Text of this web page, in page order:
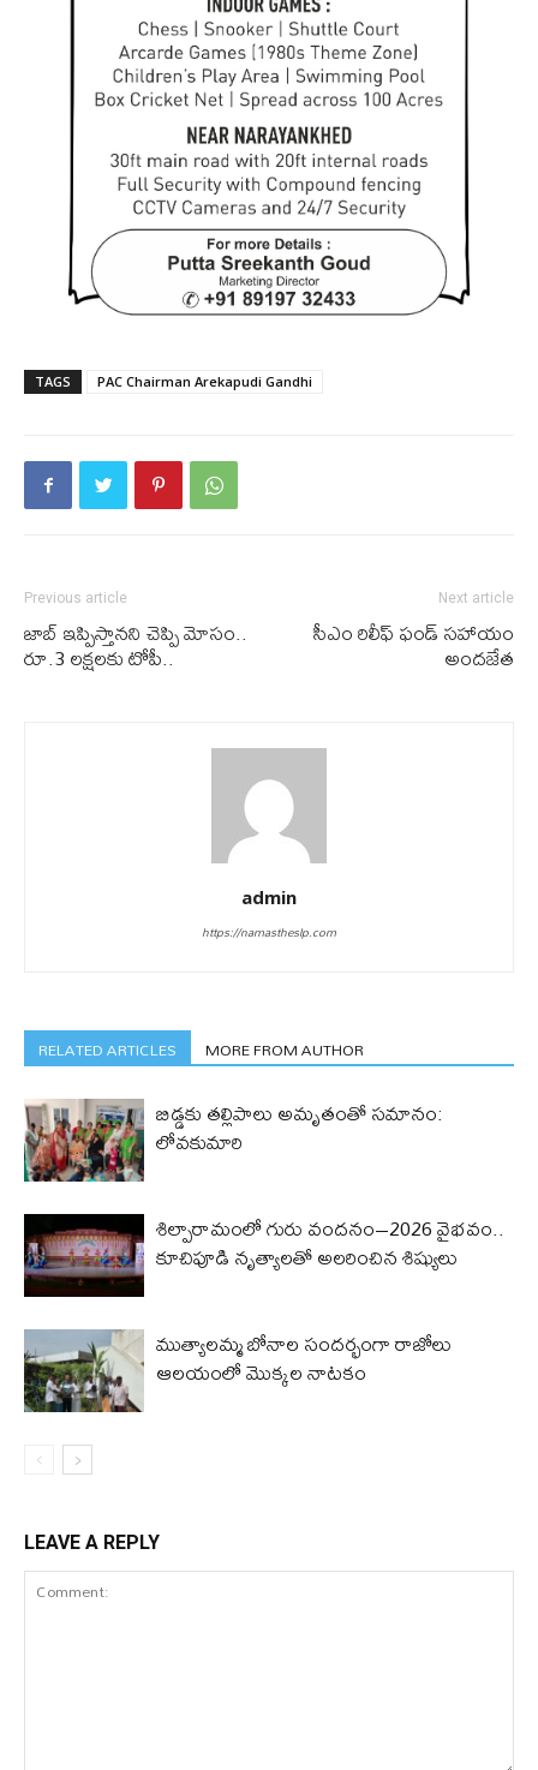
TAGS PAC Chairman Arekapudi Gandhi
Previous article
జాబ్ ఇప్పిస్తాన‌ని చెప్పి మోసం..
రూ.3 ల‌క్ష‌ల‌కు టోపీ..
Next article
సీఎం రిలీఫ్ ఫండ్ స‌హాయం
అంద‌జేత
admin
https://namastheslp.com
RELATED ARTICLES MORE FROM AUTHOR
బిడ్డ‌కు త‌ల్లిపాలు అమృతంతో స‌మానం:
లోవ‌కుమారి
శిల్పారామంలో గురు వందనం–2026 వైభవం..
కూచిపూడి నృత్యాలతో అలరించిన శిష్యులు
ముత్యాలమ్మ బోనాల సందర్భంగా రాజోలు
ఆలయంలో మొక్కల నాటకం
LEAVE A REPLY